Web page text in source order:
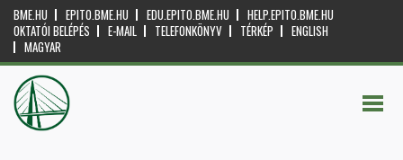
BME.HU EPITO.BME.HU EDU.EPITO.BME.HU
HELP.EPITO.BME.HU
OKTATÓI BELÉPÉS
E-MAIL TELEFONKÖNYV TÉRKÉP
ENGLISH
MAGYAR